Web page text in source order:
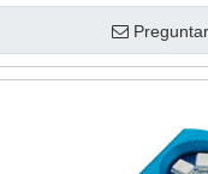
Preguntar